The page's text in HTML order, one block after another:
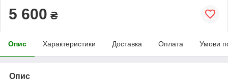
5 600 ₴
Опис Характеристики Доставка Оплата Умови
Опис